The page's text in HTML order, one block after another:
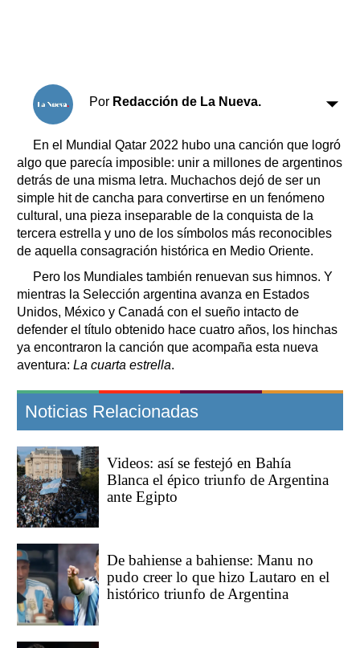
Por Redacción de La Nueva.
En el Mundial Qatar 2022 hubo una canción que logró
algo que parecía imposible: unir a millones de argentinos
detrás de una misma letra. Muchachos dejó de ser un
simple hit de cancha para convertirse en un fenómeno
cultural, una pieza inseparable de la conquista de la
tercera estrella y uno de los símbolos más reconocibles
de aquella consagración histórica en Medio Oriente.
Pero los Mundiales también renuevan sus himnos. Y
mientras la Selección argentina avanza en Estados
Unidos, México y Canadá con el sueño intacto de
defender el título obtenido hace cuatro años, los hinchas
ya encontraron la canción que acompaña esta nueva
aventura: La cuarta estrella.
Noticias Relacionadas
Videos: así se festejó en Bahía
Blanca el épico triunfo de Argentina
ante Egipto
De bahiense a bahiense: Manu no
pudo creer lo que hizo Lautaro en el
histórico triunfo de Argentina